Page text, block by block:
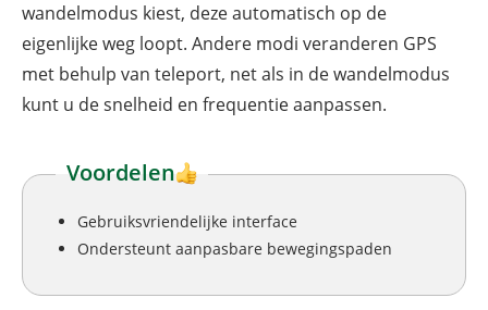
wandelmodus kiest, deze automatisch op de
eigenlijke weg loopt. Andere modi veranderen GPS
met behulp van teleport, net als in de wandelmodus
kunt u de snelheid en frequentie aanpassen.
Voordelen
Gebruiksvriendelijke interface
Ondersteunt aanpasbare bewegingspaden